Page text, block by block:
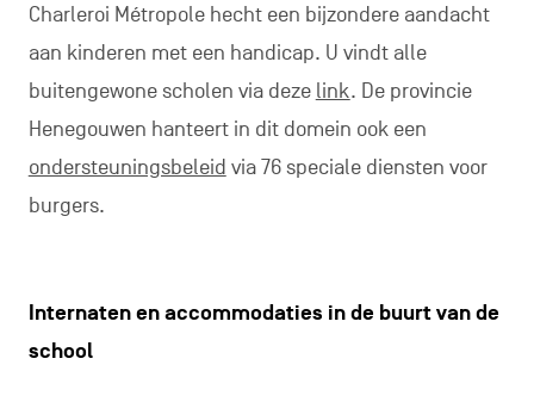
Charleroi Métropole hecht een bijzondere aandacht
aan kinderen met een handicap. U vindt alle
buitengewone scholen via deze link. De provincie
Henegouwen hanteert in dit domein ook een
ondersteuningsbeleid via 76 speciale diensten voor
burgers.
Internaten en accommodaties in de buurt van de
school